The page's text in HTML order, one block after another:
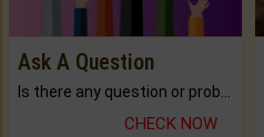
Ask A Question
Is there any question or problem lingering.
CHECK NOW